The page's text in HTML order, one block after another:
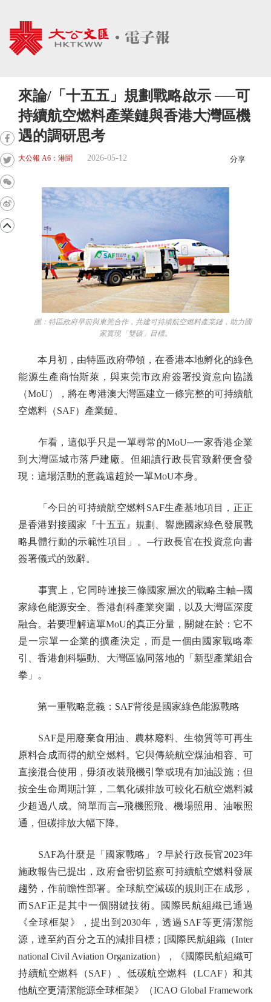
來論/「十五五」規劃戰略啟示 ──可
持續航空燃料產業鏈與香港大灣區機
遇的調研思考
大公報 A6：港聞 2026-05-12 分享
圖：特區政府早前與東莞合作，共建可持續航空燃料產業鏈，助力國
家實現「雙碳」目標。
本月初，由特區政府帶領，在香港本地孵化的綠色
能源生產商怡斯萊，與東莞市政府簽署投資意向協議
（MoU），將在粵港澳大灣區建立一條完整的可持續航
空燃料（SAF）產業鏈。
乍看，這似乎只是一單尋常的MoU─一家香港企業
到大灣區城市落戶建廠。但細讀行政長官致辭便會發
現：這場活動的意義遠超於一單MoU本身。
「今日的可持續航空燃料SAF生產基地項目，正正
是香港對接國家『十五五』規劃、響應國家綠色發展戰
略具體行動的示範性項目」。─行政長官在投資意向書
簽署儀式的致辭。
事實上，它同時連接三條國家層次的戰略主軸─國
家綠色能源安全、香港創科產業突圍，以及大灣區深度
融合。若要理解這單MoU的真正分量，關鍵在於：它不
是一宗單一企業的擴產決定，而是一個由國家戰略牽
引、香港創科驅動、大灣區協同落地的「新型產業組合
拳」。
第一重戰略意義：SAF背後是國家綠色能源戰略
SAF是用廢棄食用油、農林廢料、生物質等可再生
原料合成而得的航空燃料。它與傳統航空煤油相容、可
直接混合使用，毋須改裝飛機引擎或現有加油設施；但
按全生命周期計算，二氧化碳排放可較化石航空燃料減
少超過八成。簡單而言─飛機照飛、機場照用、油喉照
通，但碳排放大幅下降。
SAF為什麼是「國家戰略」？早於行政長官2023年
施政報告已提出，政府會密切監察可持續航空燃料發展
趨勢，作前瞻性部署。全球航空減碳的規則正在成形，
而SAF正是其中一個關鍵技術。國際民航組織已通過
《全球框架》，提出到2030年，透過SAF等更清潔能
源，達至約百分之五的減排目標；[國際民航組織（Inter
national Civil Aviation Organization），《國際民航組織可
持續航空燃料（SAF）、低碳航空燃料（LCAF）和其
他航空更清潔能源全球框架》（ICAO Global Framework